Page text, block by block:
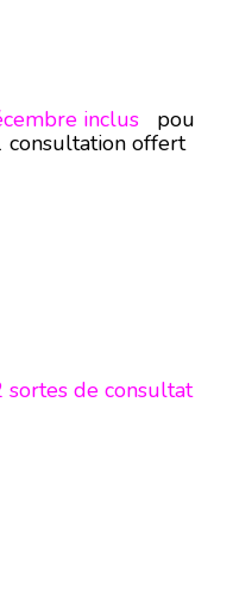
inclus pou
consultation offert
sortes de consultat